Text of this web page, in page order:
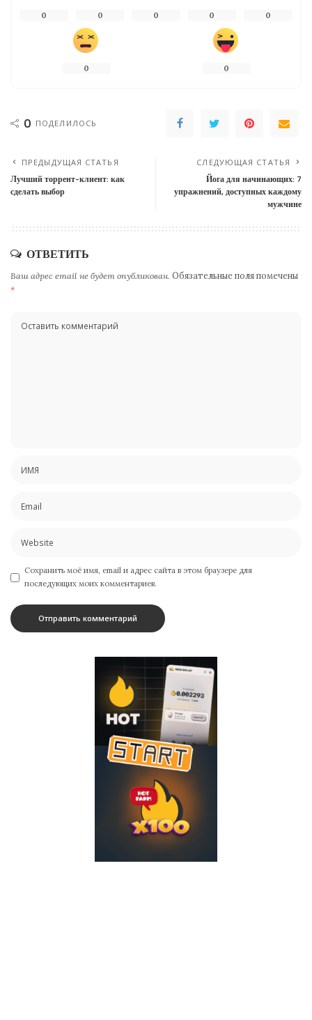
0 0 0 0 0
0 0
0 ПОДЕЛИЛОСЬ
ПРЕДЫДУЩАЯ СТАТЬЯ
Лучший торрент-клиент: как
сделать выбор
СЛЕДУЮЩАЯ СТАТЬЯ
Йога для начинающих: 7
упражнений, доступных каждому
мужчине
ОТВЕТИТЬ
Ваш адрес email не будет опубликован. Обязательные поля помечены
*
Сохранить моё имя, email и адрес сайта в этом браузере для
последующих моих комментариев.